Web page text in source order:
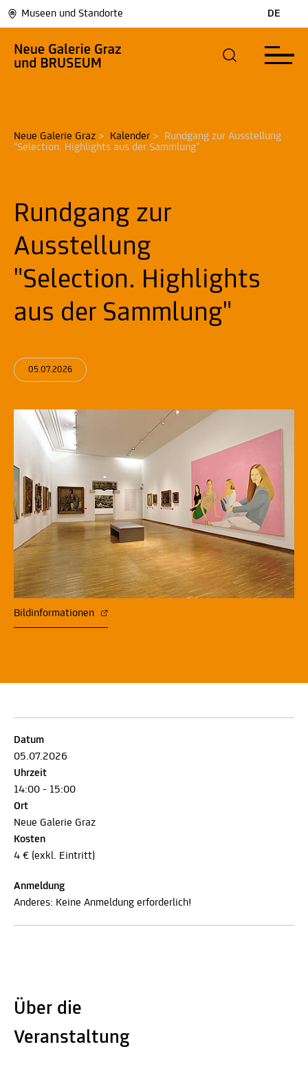
Museen und Standorte DE
Neue Galerie Graz > Kalender >
Rundgang zur Ausstellung
"Selection. Highlights aus der Sammlung"
Rundgang zur
Ausstellung
"Selection. Highlights
aus der Sammlung"
05.07.2026
Bildinformationen
Datum
05.07.2026
Uhrzeit
14:00 - 15:00
Ort
Neue Galerie Graz
Kosten
4 € (exkl. Eintritt)
Anmeldung
Anderes: Keine Anmeldung erforderlich!
Über die
Veranstaltung